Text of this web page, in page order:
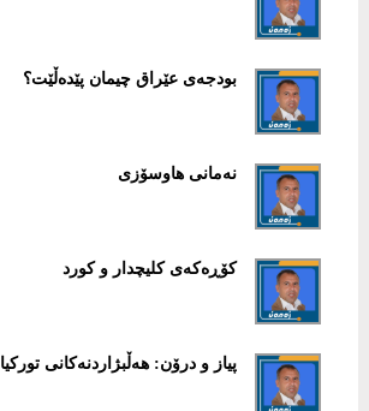
بودجەی عێراق چیمان پێدەڵێت؟
نەمانی هاوسۆزی
کۆڕەکەی کلیچدار و کورد
پیاز و درۆن: هەڵبژاردنەکانی تورکیا